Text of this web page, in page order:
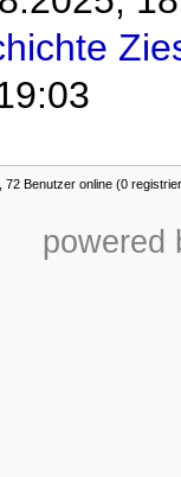
Benutzer online (0
powered